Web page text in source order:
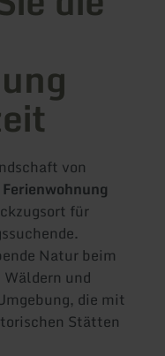
von
Ferienwohnung
für
Natur beim
und
die mit
Stätten